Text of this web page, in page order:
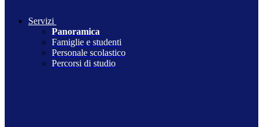
Servizi
Panoramica
Famiglie e studenti
Personale scolastico
Percorsi di studio